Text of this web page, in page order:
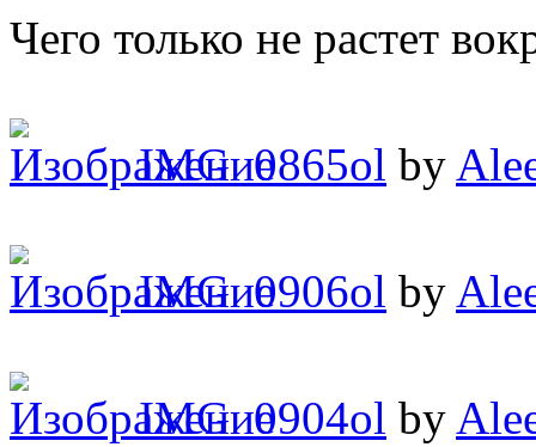
Чего только не растет
IMG_0865ol by
IMG_0906ol by
IMG_0904ol by